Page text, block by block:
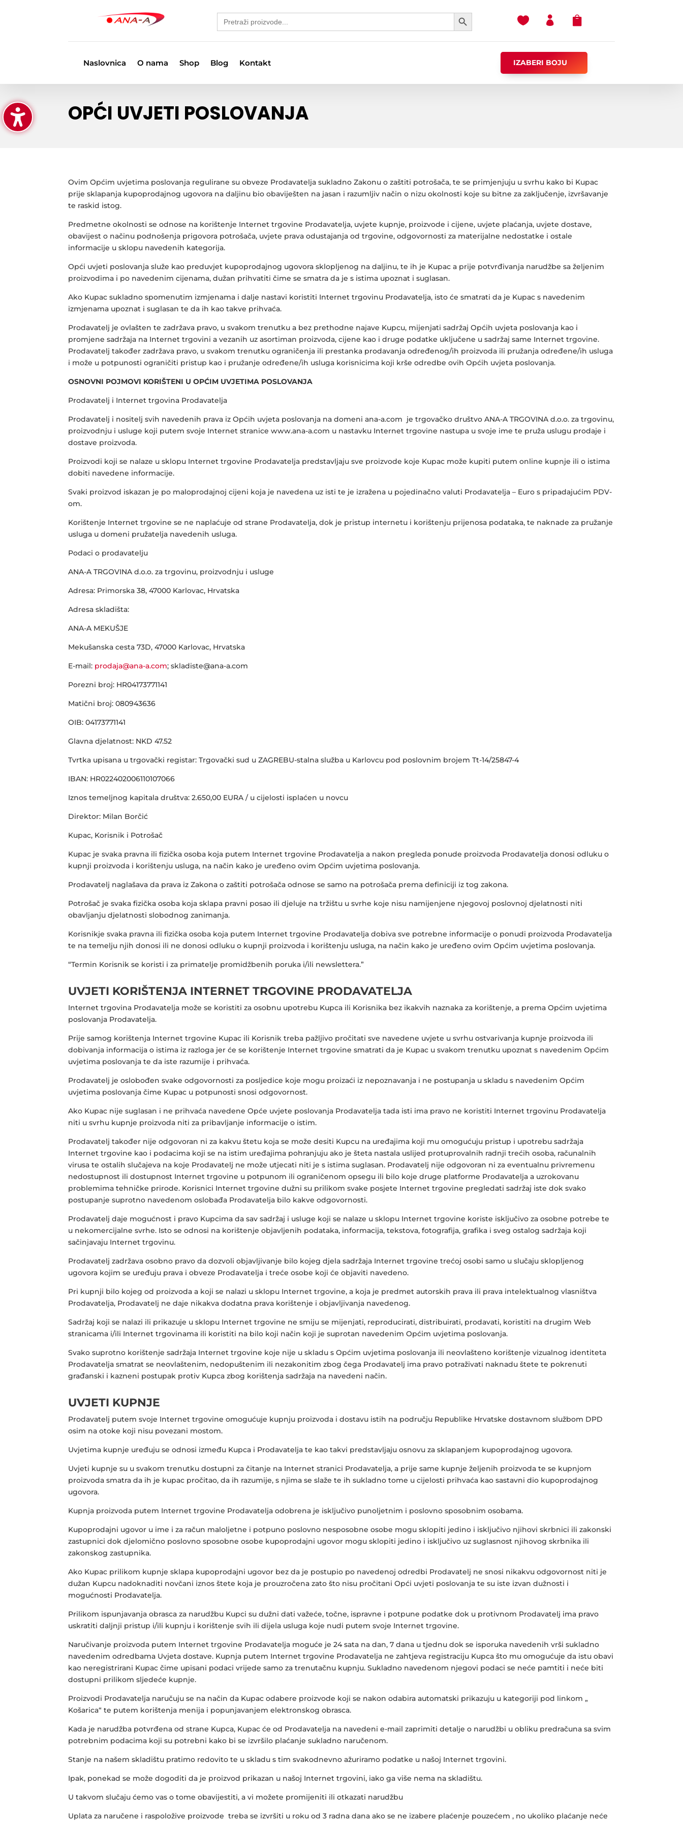
Search
for:
Search Button
  
Naslovnica O nama Shop Blog Kontakt IZABERI BOJU
OPĆI UVJETI POSLOVANJA
Ovim Općim uvjetima poslovanja regulirane su obveze Prodavatelja sukladno Zakonu o zaštiti potrošača, te se primjenjuju u svrhu kako bi Kupac
prije sklapanja kupoprodajnog ugovora na daljinu bio obaviješten na jasan i razumljiv način o nizu okolnosti koje su bitne za zaključenje, izvršavanje
te raskid istog.
Predmetne okolnosti se odnose na korištenje Internet trgovine Prodavatelja, uvjete kupnje, proizvode i cijene, uvjete plaćanja, uvjete dostave,
obavijest o načinu podnošenja prigovora potrošača, uvjete prava odustajanja od trgovine, odgovornosti za materijalne nedostatke i ostale
informacije u sklopu navedenih kategorija.
Opći uvjeti poslovanja služe kao preduvjet kupoprodajnog ugovora sklopljenog na daljinu, te ih je Kupac a prije potvrđivanja narudžbe sa željenim
proizvodima i po navedenim cijenama, dužan prihvatiti čime se smatra da je s istima upoznat i suglasan.
Ako Kupac sukladno spomenutim izmjenama i dalje nastavi koristiti Internet trgovinu Prodavatelja, isto će smatrati da je Kupac s navedenim
izmjenama upoznat i suglasan te da ih kao takve prihvaća.
Prodavatelj je ovlašten te zadržava pravo, u svakom trenutku a bez prethodne najave Kupcu, mijenjati sadržaj Općih uvjeta poslovanja kao i
promjene sadržaja na Internet trgovini a vezanih uz asortiman proizvoda, cijene kao i druge podatke uključene u sadržaj same Internet trgovine.
Prodavatelj također zadržava pravo, u svakom trenutku ograničenja ili prestanka prodavanja određenog/ih proizvoda ili pružanja određene/ih usluga
i može u potpunosti ograničiti pristup kao i pružanje određene/ih usluga korisnicima koji krše odredbe ovih Općih uvjeta poslovanja.
OSNOVNI POJMOVI KORIŠTENI U OPĆIM UVJETIMA POSLOVANJA
Prodavatelj i Internet trgovina Prodavatelja
Prodavatelj i nositelj svih navedenih prava iz Općih uvjeta poslovanja na domeni ana-a.com je trgovačko društvo ANA-A TRGOVINA d.o.o. za trgovinu,
proizvodnju i usluge koji putem svoje Internet stranice www.ana-a.com u nastavku Internet trgovine nastupa u svoje ime te pruža uslugu prodaje i
dostave proizvoda.
Proizvodi koji se nalaze u sklopu Internet trgovine Prodavatelja predstavljaju sve proizvode koje Kupac može kupiti putem online kupnje ili o istima
dobiti navedene informacije.
Svaki proizvod iskazan je po maloprodajnoj cijeni koja je navedena uz isti te je izražena u pojedinačno valuti Prodavatelja – Euro s pripadajućim PDV-
om.
Korištenje Internet trgovine se ne naplaćuje od strane Prodavatelja, dok je pristup internetu i korištenju prijenosa podataka, te naknade za pružanje
usluga u domeni pružatelja navedenih usluga.
Podaci o prodavatelju
ANA-A TRGOVINA d.o.o. za trgovinu, proizvodnju i usluge
Adresa: Primorska 38, 47000 Karlovac, Hrvatska
Adresa skladišta:
ANA-A MEKUŠJE
Mekušanska cesta 73D, 47000 Karlovac, Hrvatska
E-mail: prodaja@ana-a.com; skladiste@ana-a.com
Porezni broj: HR04173771141
Matični broj: 080943636
OIB: 04173771141
Glavna djelatnost: NKD 47.52
Tvrtka upisana u trgovački registar: Trgovački sud u ZAGREBU-stalna služba u Karlovcu pod poslovnim brojem Tt-14/25847-4
IBAN: HR022402006110107066
Iznos temeljnog kapitala društva: 2.650,00 EURA / u cijelosti isplaćen u novcu
Direktor: Milan Borčić
Kupac, Korisnik i Potrošač
Kupac je svaka pravna ili fizička osoba koja putem Internet trgovine Prodavatelja a nakon pregleda ponude proizvoda Prodavatelja donosi odluku o
kupnji proizvoda i korištenju usluga, na način kako je uređeno ovim Općim uvjetima poslovanja.
Prodavatelj naglašava da prava iz Zakona o zaštiti potrošača odnose se samo na potrošača prema definiciji iz tog zakona.
Potrošač je svaka fizička osoba koja sklapa pravni posao ili djeluje na tržištu u svrhe koje nisu namijenjene njegovoj poslovnoj djelatnosti niti
obavljanju djelatnosti slobodnog zanimanja.
Korisnikje svaka pravna ili fizička osoba koja putem Internet trgovine Prodavatelja dobiva sve potrebne informacije o ponudi proizvoda Prodavatelja
te na temelju njih donosi ili ne donosi odluku o kupnji proizvoda i korištenju usluga, na način kako je uređeno ovim Općim uvjetima poslovanja.
“Termin Korisnik se koristi i za primatelje promidžbenih poruka i/ili newslettera.”
UVJETI KORIŠTENJA INTERNET TRGOVINE PRODAVATELJA
Internet trgovina Prodavatelja može se koristiti za osobnu upotrebu Kupca ili Korisnika bez ikakvih naznaka za korištenje, a prema Općim uvjetima
poslovanja Prodavatelja.
Prije samog korištenja Internet trgovine Kupac ili Korisnik treba pažljivo pročitati sve navedene uvjete u svrhu ostvarivanja kupnje proizvoda ili
dobivanja informacija o istima iz razloga jer će se korištenje Internet trgovine smatrati da je Kupac u svakom trenutku upoznat s navedenim Općim
uvjetima poslovanja te da iste razumije i prihvaća.
Prodavatelj je oslobođen svake odgovornosti za posljedice koje mogu proizaći iz nepoznavanja i ne postupanja u skladu s navedenim Općim
uvjetima poslovanja čime Kupac u potpunosti snosi odgovornost.
Ako Kupac nije suglasan i ne prihvaća navedene Opće uvjete poslovanja Prodavatelja tada isti ima pravo ne koristiti Internet trgovinu Prodavatelja
niti u svrhu kupnje proizvoda niti za pribavljanje informacije o istim.
Prodavatelj također nije odgovoran ni za kakvu štetu koja se može desiti Kupcu na uređajima koji mu omogućuju pristup i upotrebu sadržaja
Internet trgovine kao i podacima koji se na istim uređajima pohranjuju ako je šteta nastala uslijed protuprovalnih radnji trećih osoba, računalnih
virusa te ostalih slučajeva na koje Prodavatelj ne može utjecati niti je s istima suglasan. Prodavatelj nije odgovoran ni za eventualnu privremenu
nedostupnost ili dostupnost Internet trgovine u potpunom ili ograničenom opsegu ili bilo koje druge platforme Prodavatelja a uzrokovanu
problemima tehničke prirode. Korisnici Internet trgovine dužni su prilikom svake posjete Internet trgovine pregledati sadržaj iste dok svako
postupanje suprotno navedenom oslobađa Prodavatelja bilo kakve odgovornosti.
Prodavatelj daje mogućnost i pravo Kupcima da sav sadržaj i usluge koji se nalaze u sklopu Internet trgovine koriste isključivo za osobne potrebe te
u nekomercijalne svrhe. Isto se odnosi na korištenje objavljenih podataka, informacija, tekstova, fotografija, grafika i sveg ostalog sadržaja koji
sačinjavaju Internet trgovinu.
Prodavatelj zadržava osobno pravo da dozvoli objavljivanje bilo kojeg djela sadržaja Internet trgovine trećoj osobi samo u slučaju sklopljenog
ugovora kojim se uređuju prava i obveze Prodavatelja i treće osobe koji će objaviti navedeno.
Pri kupnji bilo kojeg od proizvoda a koji se nalazi u sklopu Internet trgovine, a koja je predmet autorskih prava ili prava intelektualnog vlasništva
Prodavatelja, Prodavatelj ne daje nikakva dodatna prava korištenje i objavljivanja navedenog.
Sadržaj koji se nalazi ili prikazuje u sklopu Internet trgovine ne smiju se mijenjati, reproducirati, distribuirati, prodavati, koristiti na drugim Web
stranicama i/ili Internet trgovinama ili koristiti na bilo koji način koji je suprotan navedenim Općim uvjetima poslovanja.
Svako suprotno korištenje sadržaja Internet trgovine koje nije u skladu s Općim uvjetima poslovanja ili neovlašteno korištenje vizualnog identiteta
Prodavatelja smatrat se neovlaštenim, nedopuštenim ili nezakonitim zbog čega Prodavatelj ima pravo potraživati naknadu štete te pokrenuti
građanski i kazneni postupak protiv Kupca zbog korištenja sadržaja na navedeni način.
UVJETI KUPNJE
Prodavatelj putem svoje Internet trgovine omogućuje kupnju proizvoda i dostavu istih na području Republike Hrvatske dostavnom službom DPD
osim na otoke koji nisu povezani mostom.
Uvjetima kupnje uređuju se odnosi između Kupca i Prodavatelja te kao takvi predstavljaju osnovu za sklapanjem kupoprodajnog ugovora.
Uvjeti kupnje su u svakom trenutku dostupni za čitanje na Internet stranici Prodavatelja, a prije same kupnje željenih proizvoda te se kupnjom
proizvoda smatra da ih je kupac pročitao, da ih razumije, s njima se slaže te ih sukladno tome u cijelosti prihvaća kao sastavni dio kupoprodajnog
ugovora.
Kupnja proizvoda putem Internet trgovine Prodavatelja odobrena je isključivo punoljetnim i poslovno sposobnim osobama.
Kupoprodajni ugovor u ime i za račun maloljetne i potpuno poslovno nesposobne osobe mogu sklopiti jedino i isključivo njihovi skrbnici ili zakonski
zastupnici dok djelomično poslovno sposobne osobe kupoprodajni ugovor mogu sklopiti jedino i isključivo uz suglasnost njihovog skrbnika ili
zakonskog zastupnika.
Ako Kupac prilikom kupnje sklapa kupoprodajni ugovor bez da je postupio po navedenoj odredbi Prodavatelj ne snosi nikakvu odgovornost niti je
dužan Kupcu nadoknaditi novčani iznos štete koja je prouzročena zato što nisu pročitani Opći uvjeti poslovanja te su iste izvan dužnosti i
mogućnosti Prodavatelja.
Prilikom ispunjavanja obrasca za narudžbu Kupci su dužni dati važeće, točne, ispravne i potpune podatke dok u protivnom Prodavatelj ima pravo
uskratiti daljnji pristup i/ili kupnju i korištenje svih ili dijela usluga koje nudi putem svoje Internet trgovine.
Naručivanje proizvoda putem Internet trgovine Prodavatelja moguće je 24 sata na dan, 7 dana u tjednu dok se isporuka navedenih vrši sukladno
navedenim odredbama Uvjeta dostave. Kupnja putem Internet trgovine Prodavatelja ne zahtjeva registraciju Kupca što mu omogućuje da istu obavi
kao neregistrirani Kupac čime upisani podaci vrijede samo za trenutačnu kupnju. Sukladno navedenom njegovi podaci se neće pamtiti i neće biti
dostupni prilikom sljedeće kupnje.
Proizvodi Prodavatelja naručuju se na način da Kupac odabere proizvode koji se nakon odabira automatski prikazuju u kategoriji pod linkom „
Košarica“ te putem korištenja menija i popunjavanjem elektronskog obrasca.
Kada je narudžba potvrđena od strane Kupca, Kupac će od Prodavatelja na navedeni e-mail zaprimiti detalje o narudžbi u obliku predračuna sa svim
potrebnim podacima koji su potrebni kako bi se izvršilo plaćanje sukladno naručenom.
Stanje na našem skladištu pratimo redovito te u skladu s tim svakodnevno ažuriramo podatke u našoj Internet trgovini.
Ipak, ponekad se može dogoditi da je proizvod prikazan u našoj Internet trgovini, iako ga više nema na skladištu.
U takvom slučaju ćemo vas o tome obavijestiti, a vi možete promijeniti ili otkazati narudžbu
Uplata za naručene i raspoložive proizvode treba se izvršiti u roku od 3 radna dana ako se ne izabere plaćenje pouzećem , no ukoliko plaćanje neće